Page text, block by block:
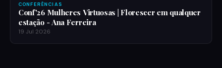
CONFERÊNCIAS
Conf'26 Mulheres Virtuosas | Florescer em qualquer
estação - Ana Ferreira
19 Jul 2026